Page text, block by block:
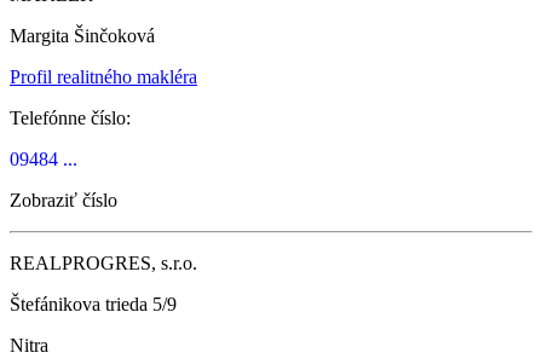
Margita Šinčoková
Profil realitného makléra
Telefónne číslo:
09484 ...
Zobraziť číslo
REALPROGRES, s.r.o.
Štefánikova trieda 5/9
Nitra